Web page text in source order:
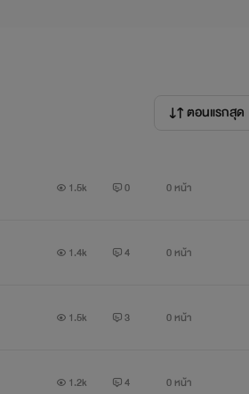
Tan : ....
JAIJAI : พี่เเทน???
ตอนแรกสุด
1.5k 0 0 หน้า
1.4k 4 0 หน้า
1.5k 3 0 หน้า
1.2k 4 0 หน้า